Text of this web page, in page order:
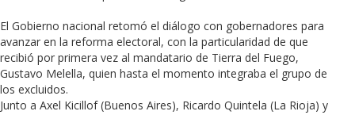
El Gobierno nacional retomó el diálogo con gobernadores para
avanzar en la reforma electoral, con la particularidad de que
recibió por primera vez al mandatario de Tierra del Fuego,
Gustavo Melella, quien hasta el momento integraba el grupo de
los excluidos.
Junto a Axel Kicillof (Buenos Aires), Ricardo Quintela (La Rioja) y